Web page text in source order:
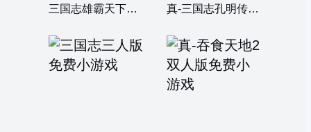
三国志雄霸天下中文版 真-三国志孔明传中文版